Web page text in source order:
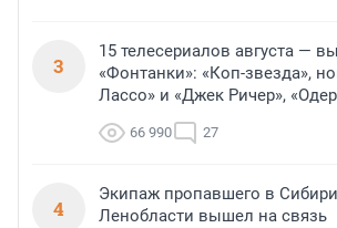
3
15 телесериалов августа —
«Фонтанки»: «Коп-звезда»,
Лассо» и «Джек Ричер»,
66 990 27
4
Экипаж пропавшего в
Ленобласти вышел на связь